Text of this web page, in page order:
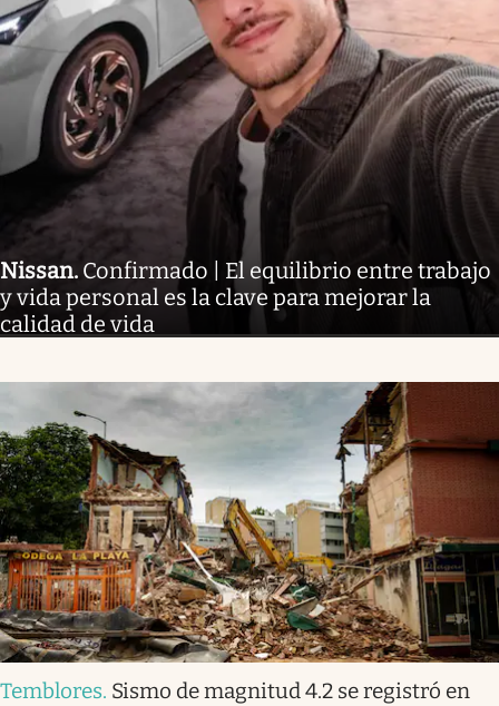
Nissan. Confirmado | El equilibrio entre trabajo
y vida personal es la clave para mejorar la
calidad de vida
Temblores. Sismo de magnitud 4.2 se registró en